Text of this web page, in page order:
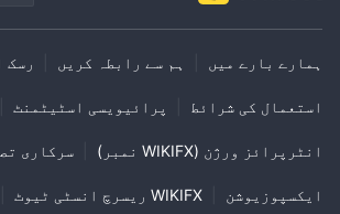
ہمارے بارے میں ہم سے رابطہ کریں رسک
استعمال کی شرائط پرائیویسی اسٹیٹمنٹ
انٹرپرائز ورژن (WIKIFX نمبر) سرکاری
ایکسپوزیوشن WIKIFX ریسرچ انسٹی ٹیوٹ